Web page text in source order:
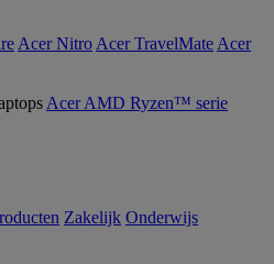
Acer Nitro Acer TravelMate Acer
Acer AMD Ryzen™ serie
Zakelijk Onderwijs